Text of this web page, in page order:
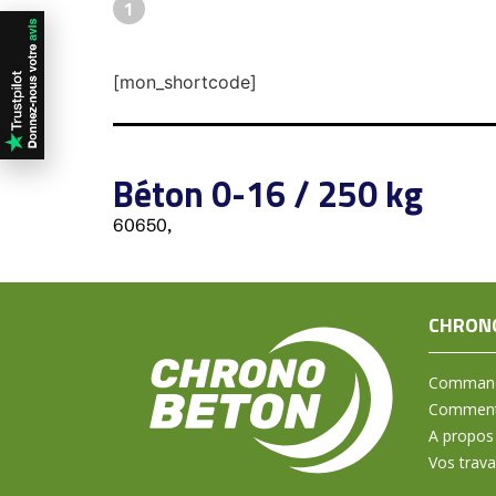
1
[mon_shortcode]
Béton 0-16 / 250 kg
60650,
A propos
Vos